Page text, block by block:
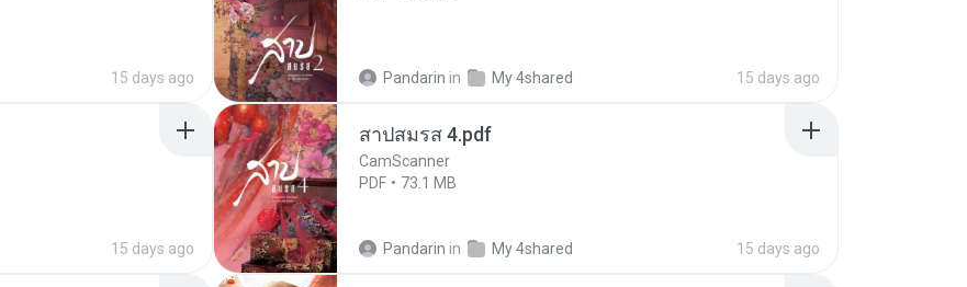
15 days ago Pandarin in My 4shared 15 days ago
15 days ago
สาปสมรส 4.pdf
CamScanner
PDF
73.1 MB
Pandarin in My 4shared 15 days ago